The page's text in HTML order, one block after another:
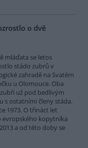
o dvě
mláďata se letos
stádo zubrů v
zahradě na Svatém
u Olomouce. Oba
už pod bedlivým
s ostatními členy stáda.
1973. O třináct let
kopytníka
a od této doby se